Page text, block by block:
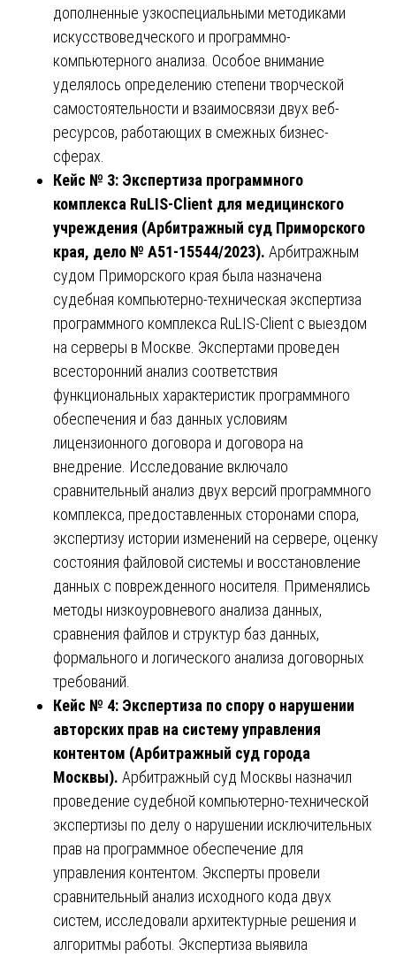
дополненные узкоспециальными методиками
искусствоведческого и программно-
компьютерного анализа. Особое внимание
уделялось определению степени творческой
самостоятельности и взаимосвязи двух веб-
ресурсов, работающих в смежных бизнес-
сферах.
Кейс № 3: Экспертиза программного
комплекса RuLIS-Client для медицинского
учреждения (Арбитражный суд Приморского
края, дело № А51-15544/2023). Арбитражным
судом Приморского края была назначена
судебная компьютерно-техническая экспертиза
программного комплекса RuLIS-Client с выездом
на серверы в Москве. Экспертами проведен
всесторонний анализ соответствия
функциональных характеристик программного
обеспечения и баз данных условиям
лицензионного договора и договора на
внедрение. Исследование включало
сравнительный анализ двух версий программного
комплекса, предоставленных сторонами спора,
экспертизу истории изменений на сервере, оценку
состояния файловой системы и восстановление
данных с поврежденного носителя. Применялись
методы низкоуровневого анализа данных,
сравнения файлов и структур баз данных,
формального и логического анализа договорных
требований.
Кейс № 4: Экспертиза по спору о нарушении
авторских прав на систему управления
контентом (Арбитражный суд города
Москвы). Арбитражный суд Москвы назначил
проведение судебной компьютерно-технической
экспертизы по делу о нарушении исключительных
прав на программное обеспечение для
управления контентом. Эксперты провели
сравнительный анализ исходного кода двух
систем, исследовали архитектурные решения и
алгоритмы работы. Экспертиза выявила